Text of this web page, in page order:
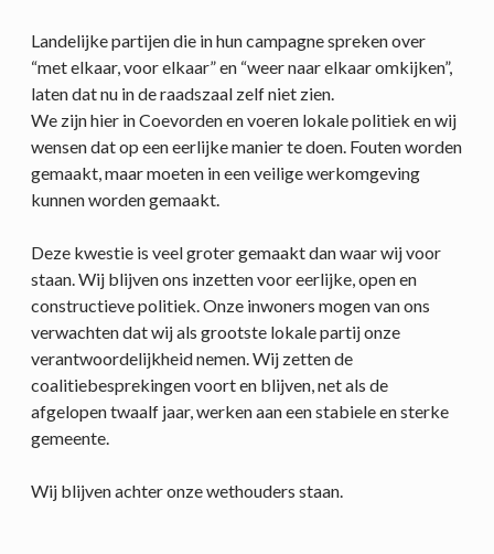
Landelijke partijen die in hun campagne spreken over
“met elkaar, voor elkaar” en “weer naar elkaar omkijken”,
laten dat nu in de raadszaal zelf niet zien.
We zijn hier in Coevorden en voeren lokale politiek en wij
wensen dat op een eerlijke manier te doen. Fouten worden
gemaakt, maar moeten in een veilige werkomgeving
kunnen worden gemaakt.
Deze kwestie is veel groter gemaakt dan waar wij voor
staan. Wij blijven ons inzetten voor eerlijke, open en
constructieve politiek. Onze inwoners mogen van ons
verwachten dat wij als grootste lokale partij onze
verantwoordelijkheid nemen. Wij zetten de
coalitiebesprekingen voort en blijven, net als de
afgelopen twaalf jaar, werken aan een stabiele en sterke
gemeente.
Wij blijven achter onze wethouders staan.